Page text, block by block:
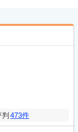
473件